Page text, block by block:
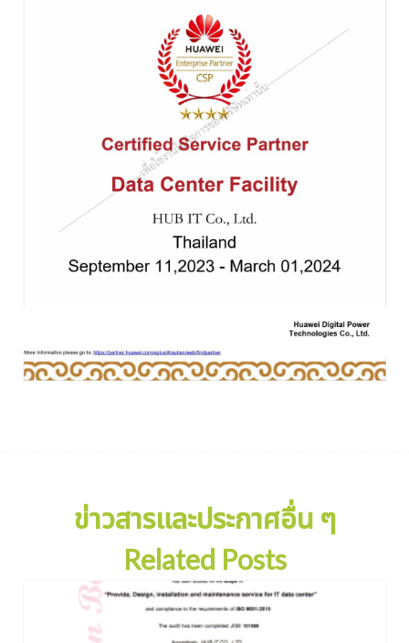
ข่าวสารและประกาศอื่น ๆ
Related Posts